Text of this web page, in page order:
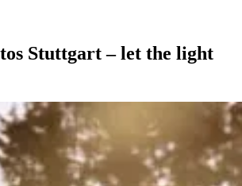
Stuttgart – let the light